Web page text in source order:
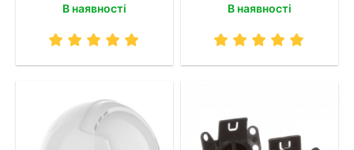
В наявності В наявності